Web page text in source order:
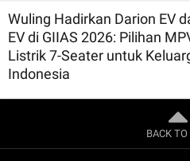
Wuling Hadirkan Darion EV
EV di GIIAS 2026: Pilihan
Listrik 7-Seater untuk
Indonesia
BACK